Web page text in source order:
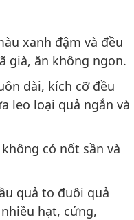
xanh đậm và đều
già, ăn không ngon.
dài, kích cỡ đều
leo loại quả ngắn và
có nốt sần và
quả to đuôi quả
hạt, cứng,